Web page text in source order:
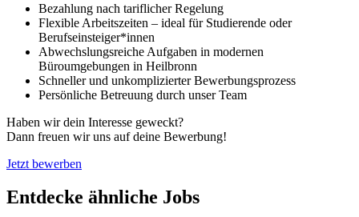
Bezahlung nach tariflicher Regelung
Flexible Arbeitszeiten – ideal für Studierende oder
Berufseinsteiger*innen
Abwechslungsreiche Aufgaben in modernen
Büroumgebungen in Heilbronn
Schneller und unkomplizierter Bewerbungsprozess
Persönliche Betreuung durch unser Team
Haben wir dein Interesse geweckt?
Dann freuen wir uns auf deine Bewerbung!
Jetzt bewerben
Entdecke ähnliche Jobs